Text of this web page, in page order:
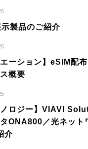
製品のご紹介
エーション】eSIM配
概要
ノロジー】VIAVI
ONA800／光ネット
介